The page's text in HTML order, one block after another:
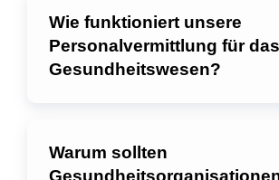
Wie funktioniert unsere
Personalvermittlung für das
Gesundheitswesen?
Warum sollten